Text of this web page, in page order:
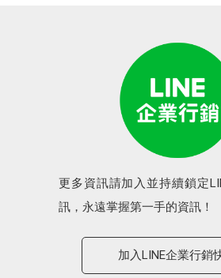
更多資訊請加入並持續鎖定
訊，永遠掌握第一手的資訊！
加入LINE企業行銷